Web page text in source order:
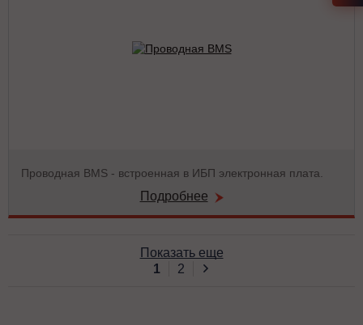
Проводная BMS - встроенная в ИБП электронная плата.
Подробнее
Показать еще
1
2